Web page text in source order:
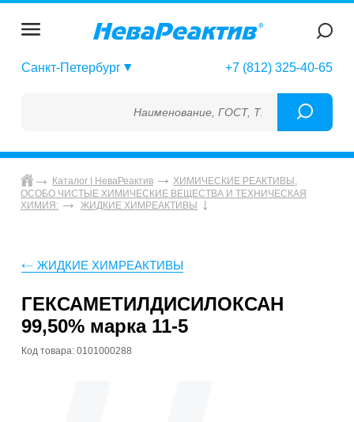
Санкт-Петербург +7 (812) 325-40-65
Наименование, ГОСТ, ТУ, ГСО, МСО, ОСО,
Каталог | НеваРеактив
ХИМИЧЕСКИЕ РЕАКТИВЫ,
ОСОБО ЧИСТЫЕ ХИМИЧЕСКИЕ ВЕЩЕСТВА И ТЕХНИЧЕСКАЯ
ХИМИЯ:
ЖИДКИЕ ХИМРЕАКТИВЫ
ЖИДКИЕ ХИМРЕАКТИВЫ
ГЕКСАМЕТИЛДИСИЛОКСАН
99,50% марка 11-5
Код товара: 0101000288